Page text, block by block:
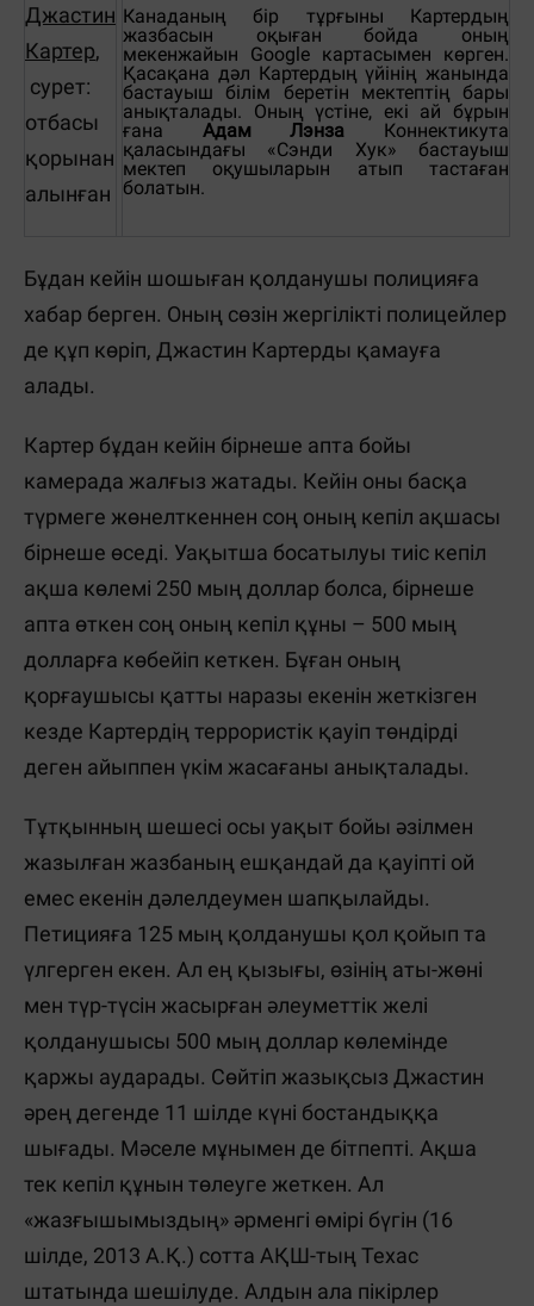
Джастин
Картер,
сурет:
отбасы
қорынан
алынған
Канаданың бір тұрғыны Картердың
жазбасын оқыған бойда оның
мекенжайын Google картасымен көрген.
Қасақана дәл Картердың үйінің жанында
бастауыш білім беретін мектептің бары
анықталады. Оның үстіне, екі ай бұрын
ғана Адам Лэнза Коннектикута
қаласындағы «Сэнди Хук» бастауыш
мектеп оқушыларын атып тастаған
болатын.
Бұдан кейін шошыған қолданушы полицияға
хабар берген. Оның сөзін жергілікті полицейлер
де құп көріп, Джастин Картерды қамауға
алады.
Картер бұдан кейін бірнеше апта бойы
камерада жалғыз жатады. Кейін оны басқа
түрмеге жөнелткеннен соң оның кепіл ақшасы
бірнеше өседі. Уақытша босатылуы тиіс кепіл
ақша көлемі 250 мың доллар болса, бірнеше
апта өткен соң оның кепіл құны – 500 мың
долларға көбейіп кеткен. Бұған оның
қорғаушысы қатты наразы екенін жеткізген
кезде Картердің террористік қауіп төндірді
деген айыппен үкім жасағаны анықталады.
Тұтқынның шешесі осы уақыт бойы әзілмен
жазылған жазбаның ешқандай да қауіпті ой
емес екенін дәлелдеумен шапқылайды.
Петицияға 125 мың қолданушы қол қойып та
үлгерген екен. Ал ең қызығы, өзінің аты-жөні
мен түр-түсін жасырған әлеуметтік желі
қолданушысы 500 мың доллар көлемінде
қаржы аударады. Сөйтіп жазықсыз Джастин
әрең дегенде 11 шілде күні бостандыққа
шығады. Мәселе мұнымен де бітпепті. Ақша
тек кепіл құнын төлеуге жеткен. Ал
«жазғышымыздың» әрменгі өмірі бүгін (16
шілде, 2013 А.Қ.) сотта АҚШ-тың Техас
штатында шешілуде. Алдын ала пікірлер